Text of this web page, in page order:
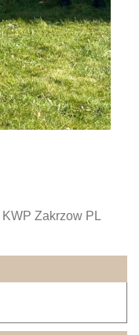
KWP Zakrzow PL